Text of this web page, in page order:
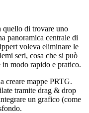
di trovare uno
panoramica centrale di
voleva eliminare le
seri, cosa che si può
modo rapido e pratico.
creare mappe PRTG.
tramite drag & drop
un grafico (come